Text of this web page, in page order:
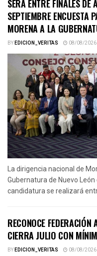
SERÁ ENTRE FINALES
SEPTIEMBRE ENCUESTA
MORENA A LA
BYEDICION_VERITAS 08/08/2026
La dirigencia nacional de
Gubernatura de Nuevo
candidatura se realizará
RECONOCE
CIERRA JULIO CON
BYEDICION_VERITAS 08/08/2026